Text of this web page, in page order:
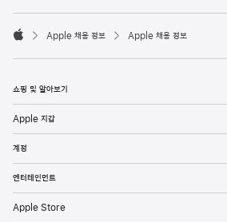
o
e

p
l
Apple 채용 정보 Apple 채용 정보
쇼핑 및 알아보기
Apple 지갑
계정
엔터테인먼트
Apple Store